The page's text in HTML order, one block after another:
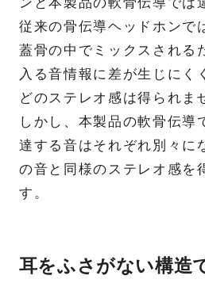
ンと本製品の軟骨伝導では
従来の骨伝導ヘッドホンで
蓋骨の中でミックスされる
入る音情報に差が生じにく
どのステレオ感は得られま
しかし、本製品の軟骨伝導
達する音はそれぞれ別々に
の音と同様のステレオ感を
す。
耳をふさがない構造